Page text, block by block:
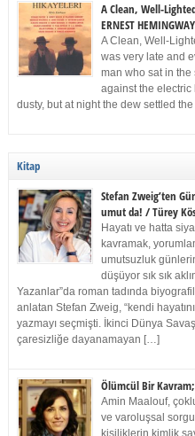
A Clean, Well-
ERNEST HEMINGWAY
A Clean, Well-
was very late and
man who sat in
against the electric
dusty, but at night the dew settled
Kitap
Stefan Zweig’ten
umut da! / Türey
Hayatı ve hatta
kavramak,
umutsuzluk
düşüyor sık sık
Yazanlar”da roman tadında
anlatan Stefan Zweig, “kendi
yazmayı seçmişti. İkinci Dünya
çaresizliğe dayanamayan […]
Ölümcül Bir
Amin Maalouf,
ve varoluşsal
kişiliklerin kimlik